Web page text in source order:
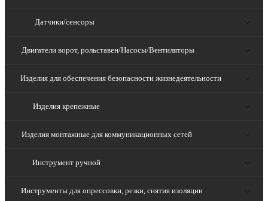
Датчики/сенсоры
Двигатели ворот, рольставен/Насосы/Вентиляторы
Изделия для обеспечения безопасности жизнедеятельности
Изделия крепежные
Изделия монтажные для коммуникационных сетей
Инструмент ручной
Инструменты для опрессовки, резки, снятия изоляции